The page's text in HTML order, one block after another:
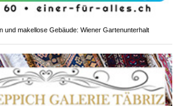
und makellose Gebäude: Wiener Gartenunterhalt